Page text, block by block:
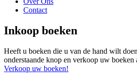
Contact
Inkoop boeken
Heeft u boeken die u van de hand wilt
onderstaande knop en verkoop uw boeken
Verkoop uw boeken!